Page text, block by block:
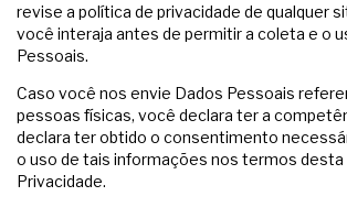
revise a política de privacidade de qualquer
você interaja antes de permitir a coleta e o
Pessoais.
Caso você nos envie Dados Pessoais
pessoas físicas, você declara ter a
declara ter obtido o consentimento
o uso de tais informações nos termos desta
Privacidade.